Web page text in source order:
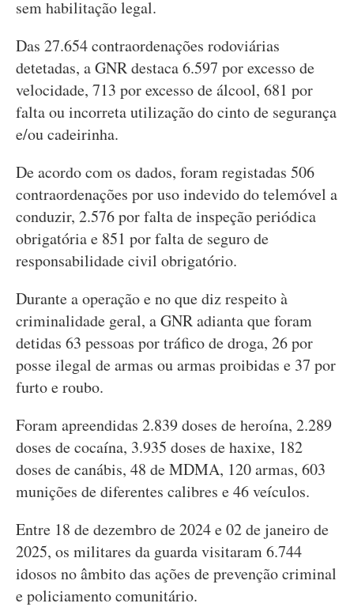
sem habilitação legal.
Das 27.654 contraordenações rodoviárias
detetadas, a GNR destaca 6.597 por excesso de
velocidade, 713 por excesso de álcool, 681 por
falta ou incorreta utilização do cinto de segurança
e/ou cadeirinha.
De acordo com os dados, foram registadas 506
contraordenações por uso indevido do telemóvel a
conduzir, 2.576 por falta de inspeção periódica
obrigatória e 851 por falta de seguro de
responsabilidade civil obrigatório.
Durante a operação e no que diz respeito à
criminalidade geral, a GNR adianta que foram
detidas 63 pessoas por tráfico de droga, 26 por
posse ilegal de armas ou armas proibidas e 37 por
furto e roubo.
Foram apreendidas 2.839 doses de heroína, 2.289
doses de cocaína, 3.935 doses de haxixe, 182
doses de canábis, 48 de MDMA, 120 armas, 603
munições de diferentes calibres e 46 veículos.
Entre 18 de dezembro de 2024 e 02 de janeiro de
2025, os militares da guarda visitaram 6.744
idosos no âmbito das ações de prevenção criminal
e policiamento comunitário.